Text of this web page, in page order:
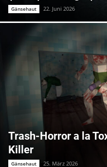
Gänsehaut 22. Juni 2026
Trash-Horror a la
Killer
Gänsehaut 25. März 2026